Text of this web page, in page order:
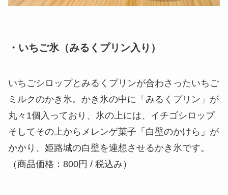
・いちご氷（みるくプリン入り）
いちごシロップとみるくプリンが合わさったいちご
ミルクのかき氷。かき氷の中に「みるくプリン」が
丸々1個入っており、氷の上には、イチゴシロップ
そしてその上からメレンゲ菓子「白壁のかけら」が
かかり、姫路城の白壁を連想させるかき氷です。
（商品価格：800円 / 税込み）